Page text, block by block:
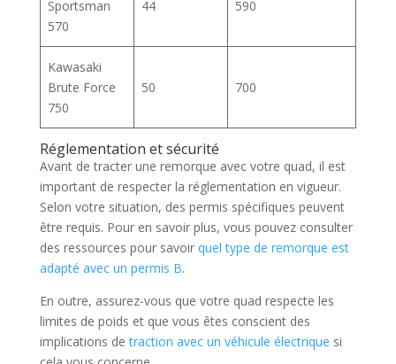
Sportsman
570
44 590
Kawasaki
Brute Force
750
50 700
Réglementation et sécurité
Avant de tracter une remorque avec votre quad, il est
important de respecter la réglementation en vigueur.
Selon votre situation, des permis spécifiques peuvent
être requis. Pour en savoir plus, vous pouvez consulter
des ressources pour savoir quel type de remorque est
adapté avec un permis B.
En outre, assurez-vous que votre quad respecte les
limites de poids et que vous êtes conscient des
implications detraction avec un véhicule électrique si